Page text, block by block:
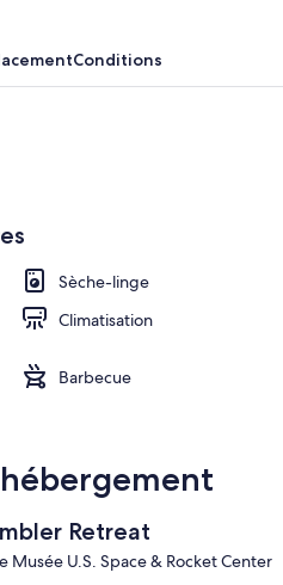
Intérieur
Conditions
Sèche-linge
Climatisation
Barbecue
Retreat
Musée U.S. Space & Rocket Center